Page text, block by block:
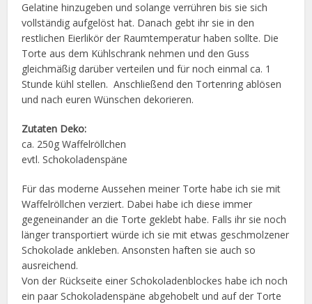
Gelatine hinzugeben und solange verrühren bis sie sich
vollständig aufgelöst hat. Danach gebt ihr sie in den
restlichen Eierlikör der Raumtemperatur haben sollte. Die
Torte aus dem Kühlschrank nehmen und den Guss
gleichmäßig darüber verteilen und für noch einmal ca. 1
Stunde kühl stellen. Anschließend den Tortenring ablösen
und nach euren Wünschen dekorieren.
Zutaten Deko:
ca. 250g Waffelröllchen
evtl. Schokoladenspäne
Für das moderne Aussehen meiner Torte habe ich sie mit
Waffelröllchen verziert. Dabei habe ich diese immer
gegeneinander an die Torte geklebt habe. Falls ihr sie noch
länger transportiert würde ich sie mit etwas geschmolzener
Schokolade ankleben. Ansonsten haften sie auch so
ausreichend.
Von der Rückseite einer Schokoladenblockes habe ich noch
ein paar Schokoladenspäne abgehobelt und auf der Torte